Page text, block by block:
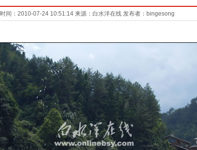
时间：2010-07-24 10:51:14 来源：白水洋在线 发布者：bingesong